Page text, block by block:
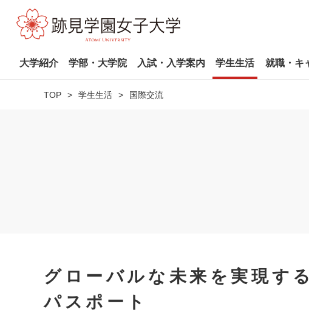
大学紹介 学部・大学院 入試・入学案内 学生生活 就職・キ
TOP 学生生活 国際交流
グローバルな未来を実現す
パスポート